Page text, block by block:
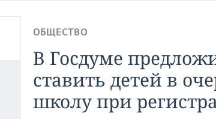
ОБЩЕСТВО
В Госдуме
ставить детей в
школу при